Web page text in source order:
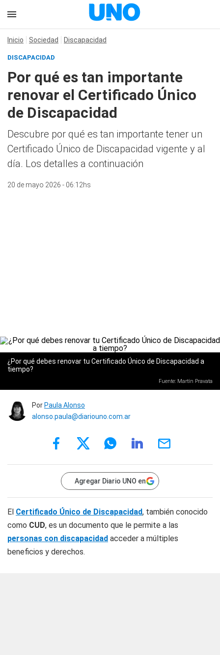
Inicio Sociedad Discapacidad
DISCAPACIDAD
Por qué es tan importante
renovar el Certificado Único
de Discapacidad
Descubre por qué es tan importante tener un
Certificado Único de Discapacidad vigente y al
día. Los detalles a continuación
20 de mayo 2026 - 06:12hs
¿Por qué debes renovar tu Certificado Único de Discapacidad a
tiempo?
Fuente: Martín Pravata
Por Paula Alonso
alonso.paula@diariouno.com.ar
Agregar Diario UNO en
El Certificado Único de Discapacidad, también conocido
como CUD, es un documento que le permite a las
personas con discapacidad acceder a múltiples
beneficios y derechos.